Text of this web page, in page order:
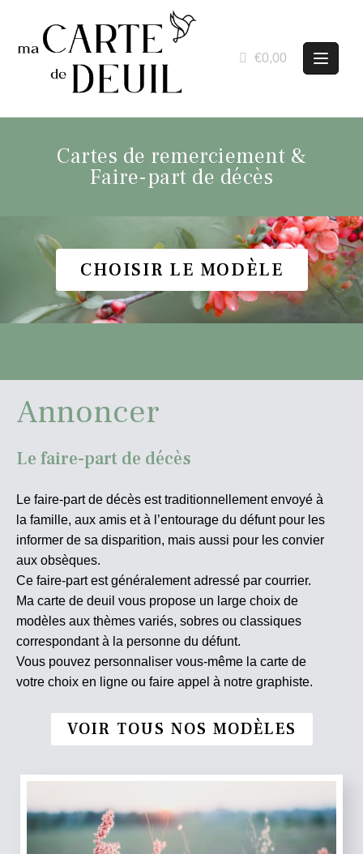
€0,00
Cartes de remerciement &
Faire-part de décès
CHOISIR LE MODÈLE
Annoncer
Le faire-part de décès
Le faire-part de décès est traditionnellement envoyé à
la famille, aux amis et à l’entourage du défunt pour les
informer de sa disparition, mais aussi pour les convier
aux obsèques.
Ce faire-part est généralement adressé par courrier.
Ma carte de deuil vous propose un large choix de
modèles aux thèmes variés, sobres ou classiques
correspondant à la personne du défunt.
Vous pouvez personnaliser vous-même la carte de
votre choix en ligne ou faire appel à notre graphiste.
VOIR TOUS NOS MODÈLES